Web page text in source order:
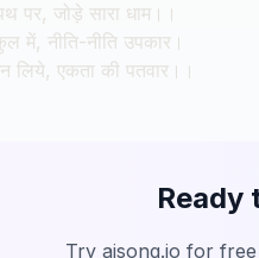
पर, जोड़े सारा धाम।।
में, नीति-नीति उपकार।
एकता की पतवार।।
Ready
Try aisong.io for